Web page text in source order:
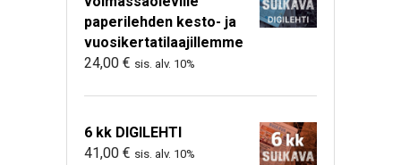
paperilehden kesto- ja
vuosikertatilaajillemme
24,00 € sis. alv. 10%
6 kk DIGILEHTI
41,00 € sis. alv. 10%